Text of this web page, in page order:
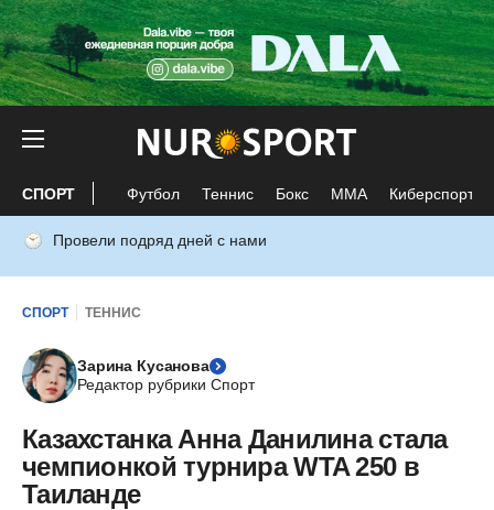
СПОРТ Футбол Теннис Бокс ММА Киберспорт
Провели подряд дней с нами
СПОРТ ТЕННИС
Зарина Кусанова
Редактор рубрики Спорт
Казахстанка Анна Данилина стала
чемпионкой турнира WTA 250 в
Таиланде